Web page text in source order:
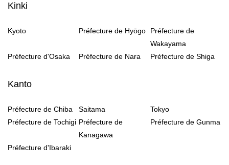
Kinki
Kyoto Préfecture de Hyōgo
Préfecture de
Wakayama
Préfecture d'Osaka
Préfecture de Nara Préfecture de Shiga
Kanto
Préfecture de Chiba Saitama
Tokyo
Préfecture de Tochigi Préfecture de
Kanagawa
Préfecture de Gunma
Préfecture d'Ibaraki